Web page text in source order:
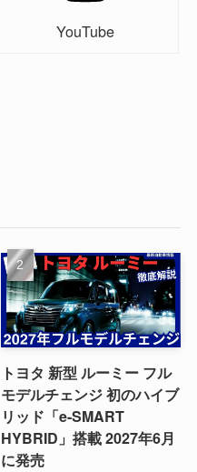
YouTube
トヨタ 新型 ルーミー フル
モデルチェンジ 初のハイブ
リッド「e-SMART
HYBRID」搭載 2027年6月
に発売